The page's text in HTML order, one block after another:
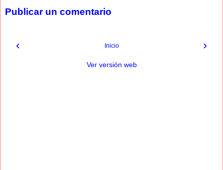
Publicar un comentario
‹ ›
Inicio
Ver versión web